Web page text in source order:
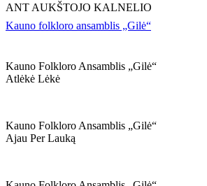
ANT AUKŠTOJO KALNELIO
Kauno folkloro ansamblis „Gilė“
Kauno Folkloro Ansamblis „gilė“
Atlėkė Lėkė
Kauno Folkloro Ansamblis „gilė“
Ajau Per Lauką